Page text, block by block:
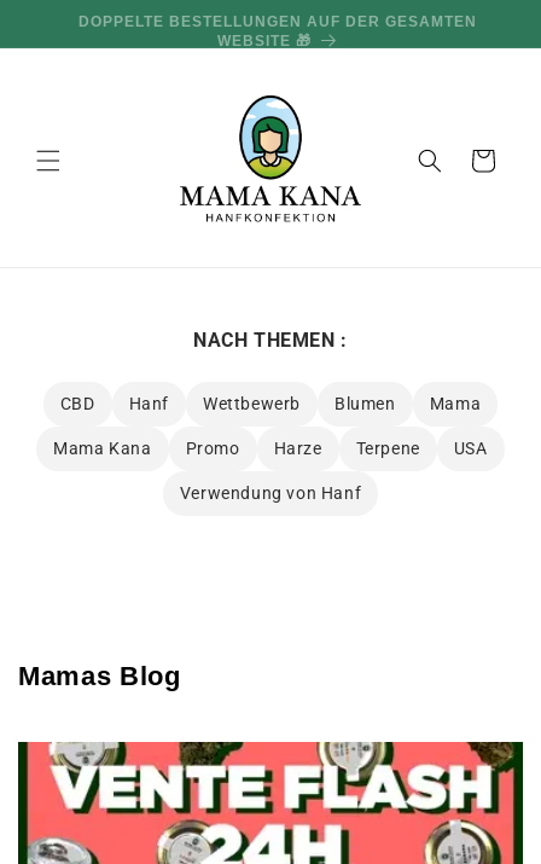
und zum
100 G GRATIS PRO 100 € EINKAUF 🔥
Warenkorb
NACH THEMEN :
CBD Hanf Wettbewerb Blumen Mama
Mama Kana Promo Harze Terpene USA
Verwendung von Hanf
Mamas Blog